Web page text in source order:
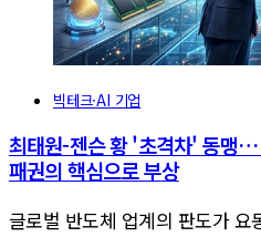
빅테크·AI 기업
최태원-젠슨 황 '초격차' 동맹
패권의 핵심으로 부상
글로벌 반도체 업계의 판도가